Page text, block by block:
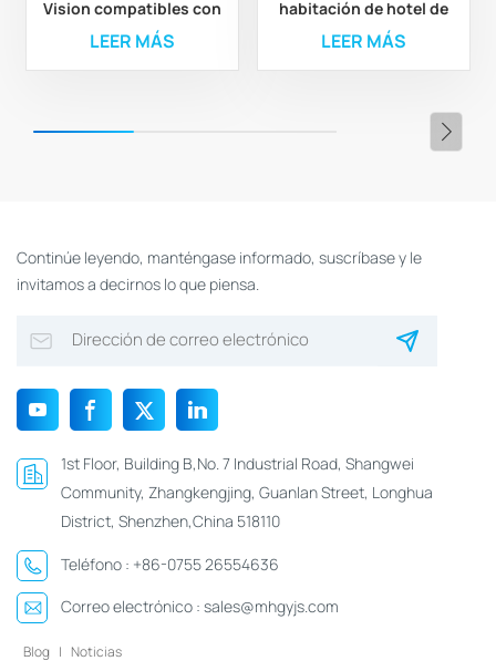
Vision compatibles con
Mifare de 1K (Hotel
Mamilla)
LEER MÁS
habitación de hotel de
13,56 MHz para
diferentes sistemas de
cerraduras de hotel
LEER MÁS
Continúe leyendo, manténgase informado, suscríbase y le
invitamos a decirnos lo que piensa.
1st Floor, Building B,No. 7 Industrial Road, Shangwei
Community, Zhangkengjing, Guanlan Street, Longhua
District, Shenzhen,China 518110
Teléfono : +86-0755 26554636
Correo electrónico : sales@mhgyjs.com
Blog | Noticias